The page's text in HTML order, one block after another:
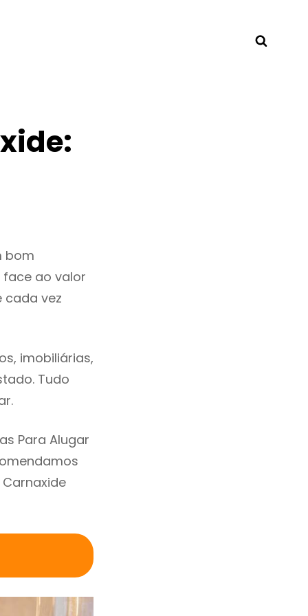
bom
ao valor
cada vez
imobiliárias,
Tudo
Para Alugar